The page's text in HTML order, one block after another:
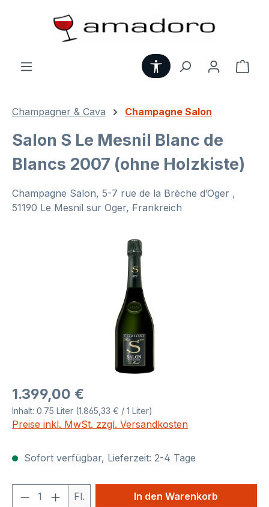
Zum Hauptinhalt springen
Werkzeugleiste
Champagner & Cava Champagne Salon
Salon S Le Mesnil Blanc de
Blancs 2007 (ohne Holzkiste)
Champagne Salon, 5-7 rue de la Brèche d’Oger ,
51190 Le Mesnil sur Oger, Frankreich
Bildergalerie überspringen
Regulärer Preis:
1.399,00 €
Inhalt: 0.75 Liter (1.865,33 € / 1 Liter)
Preise inkl. MwSt. zzgl. Versandkosten
Sofort verfügbar, Lieferzeit: 2-4 Tage
Produkt Anzahl: Gib den
Fl. In den Warenkorb